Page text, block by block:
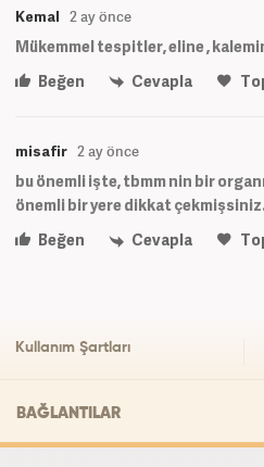
Kemal 2 ay önce
Mükemmel tespitler, eline ,
Beğen
Cevapla
misafir 2 ay önce
bu önemli işte, tbmm nin bir
önemli bir yere dikkat çekmişsiniz.
Beğen
Cevapla
Kullanım Şartları
BAĞLANTILAR